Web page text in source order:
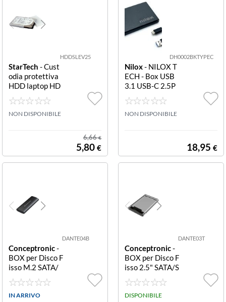
HDDSLEV25
StarTech - Cust
odia protettiva
HDD laptop HD
DSLEV25 Custo
dia protettiva p
er disco rigido in
5 (HDDSLEV25)
NON DISPONIBILE
6,66€
5,80 €
DH0002BKTYPEC
Nilox- NILOX T
ECH - Box USB
3.1 USB-C 2.5P
C DH0002BKT
YPEC BOX USB
3.1 2.5P TYPE C
NON DISPONIBILE
18,95 €
DANTE04B
Conceptronic-
BOX per Disco F
isso M.2 SATA/
NVME SSD, US
B-C 3.2 Gen.2 (1
0Gbps), Dual Pr
IN ARRIVO
DANTE03T
Conceptronic-
BOX per Disco F
isso 2.5" SATA/S
SD USB 3.0 HA
RD DISK DANT
E03T 2.5 Hard
DISPONIBILE